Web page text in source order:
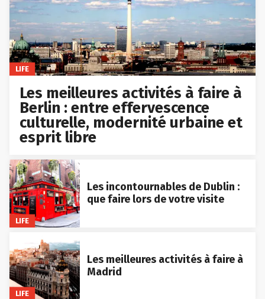
LIFE
Les meilleures activités à faire à
Berlin : entre effervescence
culturelle, modernité urbaine et
esprit libre
LIFE
Les incontournables de Dublin :
que faire lors de votre visite
LIFE
Les meilleures activités à faire à
Madrid